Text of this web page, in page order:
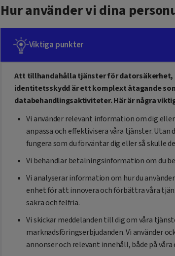
Hur använder vi dina
Viktiga punkter
Att tillhandahålla tjänster för
identitetsskydd är ett komplext åtagande
databehandlingsaktiviteter. Här är några
Vi använder relevant information om dig
anpassa och effektivisera våra tjänster.
fungera som du förväntar dig eller så skulle
Vi behandlar betalningsinformation om du
Vi analyserar information om hur du
enhet för att innovera och förbättra våra
säkra och felfria.
Vi skickar meddelanden till dig om våra
marknadsföringserbjudanden. Vi använder
annonser och relevant innehåll, både på